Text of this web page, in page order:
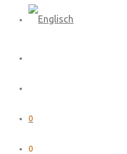
0
0